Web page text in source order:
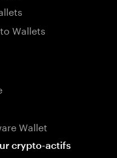
Wallets
Wallet
crypto-actifs